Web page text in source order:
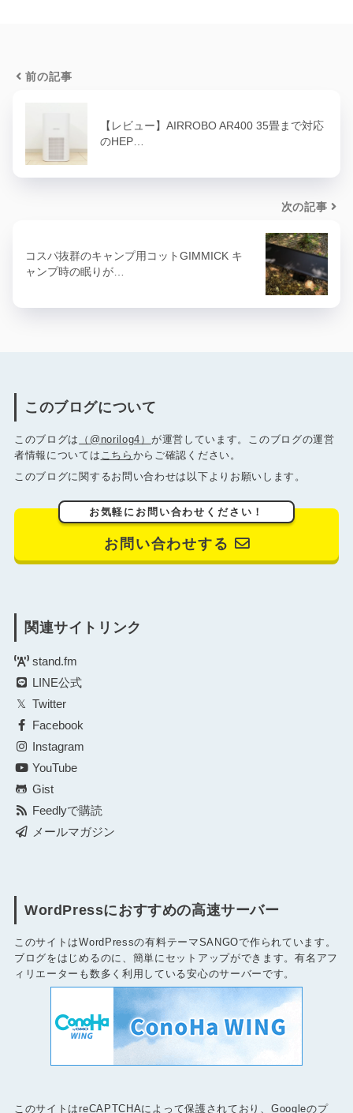
前の記事
【レビュー】AIRROBO AR400 35畳まで対応
のHEP…
次の記事
コスパ抜群のキャンプ用コットGIMMICK キ
ャンプ時の眠りが…
このブログについて
このブログは （@norilog4） が運営しています。このブログの運営
者情報については こちら からご確認ください。
このブログに関するお問い合わせは以下よりお願いします。
お気軽にお問い合わせください！
お問い合わせする
関連サイトリンク
stand.fm
LINE公式
Twitter
Facebook
Instagram
YouTube
Gist
Feedlyで購読
メールマガジン
WordPressにおすすめの高速サーバー
このサイトはWordPressの有料テーマSANGOで作られています。
ブログをはじめるのに、簡単にセットアップができます。有名アフ
ィリエーターも数多く利用している安心のサーバーです。
このサイトはreCAPTCHAによって保護されており、Googleのプ